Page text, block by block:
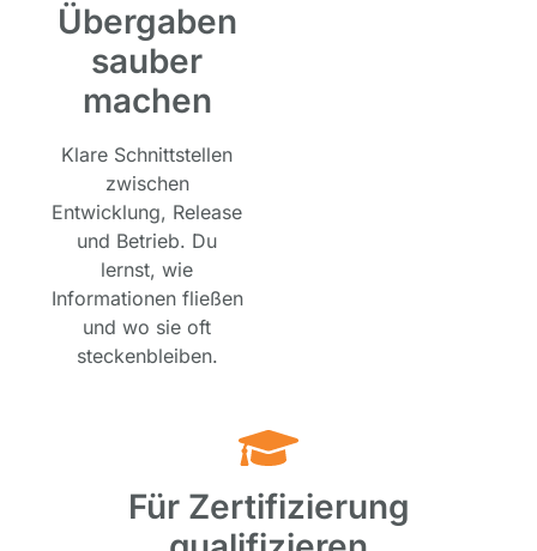
Übergaben
sauber
machen
Klare Schnittstellen
zwischen
Entwicklung, Release
und Betrieb. Du
lernst, wie
Informationen fließen
und wo sie oft
steckenbleiben.
Für Zertifizierung